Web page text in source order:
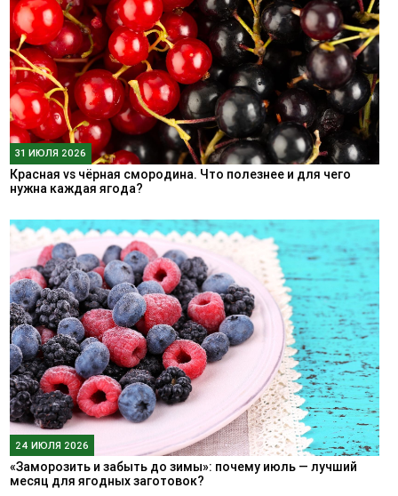
31 ИЮЛЯ 2026
Красная vs чёрная смородина. Что полезнее и для чего
нужна каждая ягода?
24 ИЮЛЯ 2026
«Заморозить и забыть до зимы»: почему июль — лучший
месяц для ягодных заготовок?